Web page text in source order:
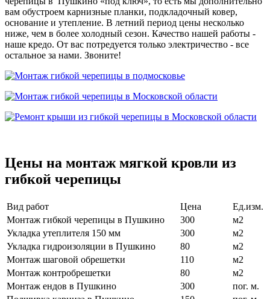
вам обустроем карнизные планки, подкладочный ковер,
основание и утепление. В летний период цены несколько
ниже, чем в более холодный сезон. Качество нашей работы -
наше кредо. От вас потредуется только электричество - все
остальное за нами. Звоните!
Цены на монтаж мягкой кровли из
гибкой черепицы
Вид работ Цена
Ед.изм.
Монтаж гибкой черепицы в Пушкино
300
м2
Укладка утеплителя 150 мм
300
м2
Укладка гидроизоляции в Пушкино
80
м2
Монтаж шаговой обрешетки
110
м2
Монтаж контробрешетки
80
м2
Монтаж ендов в Пушкино
300
пог. м.